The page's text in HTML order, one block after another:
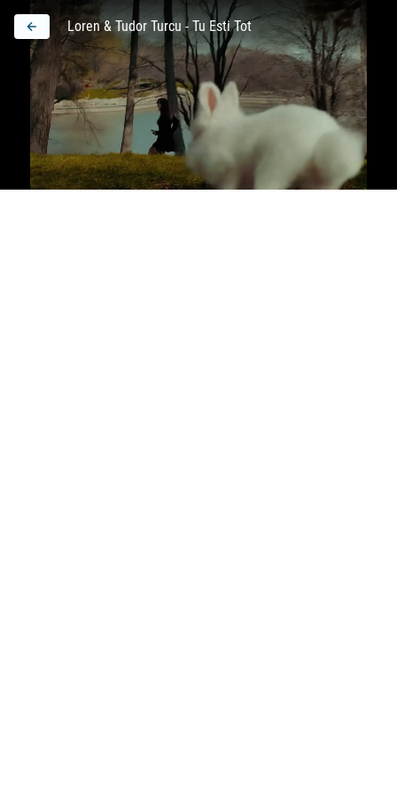
Loren & Tudor Turcu - Tu Esti Tot